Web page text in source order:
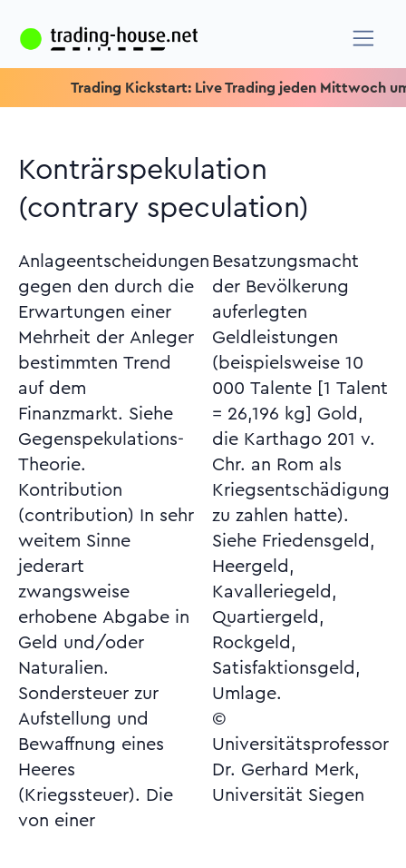
Trading Kickstart: Live Trading jeden Mittwoch um
Konträrspekulation
(contrary speculation)
Anlageentscheidungen
gegen den durch die
Erwartungen einer
Mehrheit der Anleger
bestimmten Trend
auf dem
Finanzmarkt. Siehe
Gegenspekulations-
Theorie.
Kontribution
(contribution) In sehr
weitem Sinne
jederart
zwangsweise
erhobene Abgabe in
Geld und/oder
Naturalien.
Sondersteuer zur
Aufstellung und
Bewaffnung eines
Heeres
(Kriegssteuer). Die
von einer
Besatzungsmacht
der Bevölkerung
auferlegten
Geldleistungen
(beispielsweise 10
000 Talente [1 Talent
= 26,196 kg] Gold,
die Karthago 201 v.
Chr. an Rom als
Kriegsentschädigung
zu zahlen hatte).
Siehe Friedensgeld,
Heergeld,
Kavalleriegeld,
Quartiergeld,
Rockgeld,
Satisfaktionsgeld,
Umlage.
©
Universitätsprofessor
Dr. Gerhard Merk,
Universität Siegen